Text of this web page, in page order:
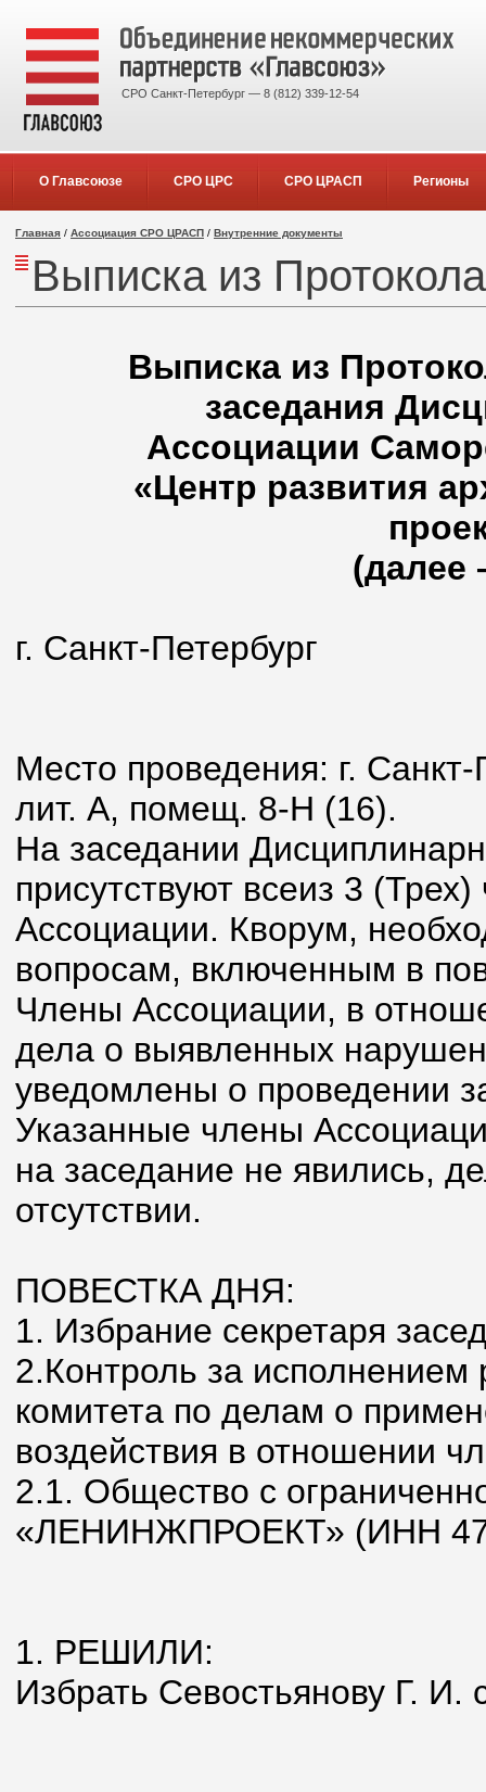
СРО Санкт-Петербург — 8 (812) 339-12-54
О Главсоюзе СРО ЦРС СРО ЦРАСП Регионы
Главная / Ассоциация СРО ЦРАСП / Внутренние документы
Выписка из
Выписка из
заседания
Ассоциации
«Центр развития
(далее
г. Санкт-
Место проведения: г.
лит. А, помещ. 8-Н (16).
На заседании
присутствуют всеиз 3
Ассоциации. Кворум,
вопросам, включенным в
Члены Ассоциации, в
дела о выявленных
уведомлены о проведении
Указанные члены
на заседание не явились,
отсутствии.
ПОВЕСТКА ДНЯ:
1. Избрание секретаря
2.Контроль за
комитета по делам о
воздействия в отношении
2.1. Общество с
«ЛЕНИНЖПРОЕКТ» (ИНН
1. РЕШИЛИ:
Избрать Севостьянову Г. И.